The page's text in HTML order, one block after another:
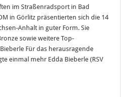
im Straßenradsport in Bad
in Görlitz präsentierten sich die 14
Anhalt in guter Form. Sie
sowie weitere Top-
Für das herausragende
einmal mehr Edda Bieberle (RSV